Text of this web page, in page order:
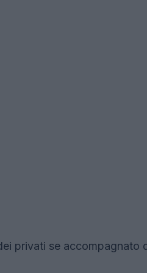
privati se accompagnato